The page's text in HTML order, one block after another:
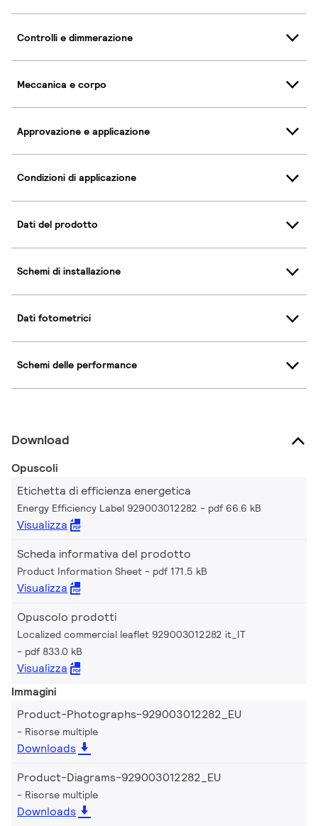
Controlli e dimmerazione
Meccanica e corpo
Approvazione e applicazione
Condizioni di applicazione
Dati del prodotto
Schemi di installazione
Dati fotometrici
Schemi delle performance
Download
Opuscoli
Etichetta di efficienza energetica
Energy Efficiency Label 929003012282 pdf 66.6 kB
Visualizza
Scheda informativa del prodotto
Product Information Sheet pdf 171.5 kB
Visualizza
Opuscolo prodotti
Localized commercial leaflet 929003012282 it_IT
pdf 833.0 kB
Visualizza
Immagini
Product-Photographs-929003012282_EU
Risorse multiple
Downloads
Product-Diagrams-929003012282_EU
Risorse multiple
Downloads